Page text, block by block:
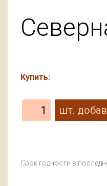
Купить:
Срок годности в